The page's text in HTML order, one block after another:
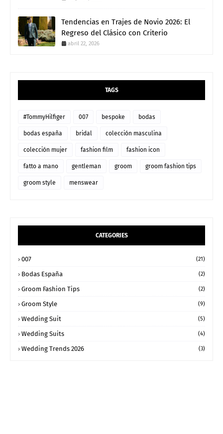
Tendencias en Trajes de Novio 2026: El
Regreso del Clásico con Criterio
abril 22, 2026
TAGS
#TommyHilfiger 007 bespoke bodas
bodas españa bridal colección masculina
colección mujer fashion film fashion icon
fatto a mano gentleman groom groom fashion tips
groom style menswear
CATEGORIES
007 (21)
Bodas España (2)
Groom Fashion Tips (2)
Groom Style (9)
Wedding Suit (5)
Wedding Suits (4)
Wedding Trends 2026 (3)